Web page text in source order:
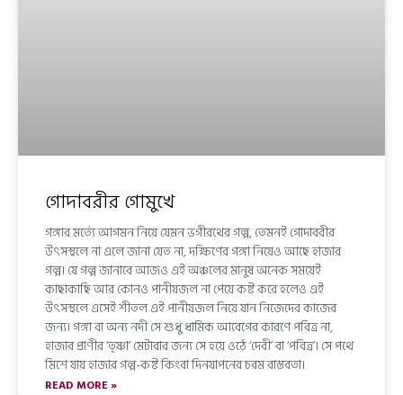
গোদাবরীর গোমুখে
গঙ্গার মর্ত্যে আগমন নিয়ে যেমন ভগীরথের গল্প, তেমনই গোদাবরীর
উৎসস্থলে না এলে জানা যেত না, দক্ষিণের গঙ্গা নিয়েও আছে হাজার
গল্প। যে গল্প জানাবে আজও এই অঞ্চলের মানুষ অনেক সময়েই
কাছাকাছি আর কোনও পানীয়জল না পেয়ে কষ্ট করে হলেও এই
উৎসস্থলে এসেই শীতল এই পানীয়জল নিয়ে যান নিজেদের কাজের
জন্য। গঙ্গা বা অন্য নদী সে শুধু ধার্মিক আবেগের কারণে পবিত্র না,
হাজার প্রাণীর ‘তৃষ্ণা’ মেটাবার জন্য সে হয়ে ওঠে ‘দেবী’ বা ‘পবিত্র’। সে পথে
মিশে যায় হাজার গল্প-কষ্ট কিংবা দিনযাপনের চরম বাস্তবতা।
READ MORE »